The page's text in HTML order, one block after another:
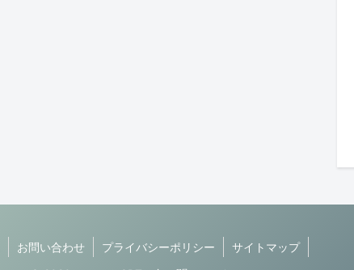
お問い合わせ プライバシーポリシー
サイトマップ